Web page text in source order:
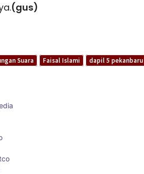
(gus)
Suara Faisal Islami dapil 5 pekanbaru